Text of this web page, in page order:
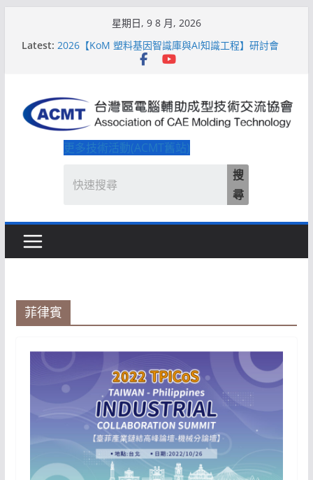
星期日, 9 8 月, 2026
Latest: 2026【KoM 塑料基因智識庫與AI知識工程】研討會
【培訓課程】【ACMT Ｔ零量產】模具估報價：貫穿
具展重磅登場
ACMT打造「Smart Molding 模塑智造平台」主題館
2026【QoM 射出成型高品質穩定生產】研討會
更多技術活動(ACMT舊站)
搜
尋
菲律賓